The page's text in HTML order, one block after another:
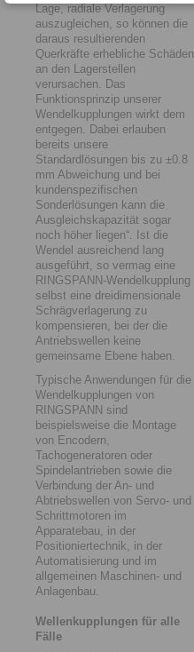
Lage, radiale Verlagerung
auszugleichen, so können die
daraus resultierenden
Querkräfte erhebliche Schäden
an den Lagerstellen
verursachen. Das
Funktionsprinzip unserer
Wendelkupplungen wirkt dem
entgegen. Dabei erlauben
bereits unsere
Standardlösungen bis zu ±0.8
mm Abweichung und bei
kundenspezifischen
Sonderlösungen kann die
Ausgleichskapazität sogar
noch höher liegen“. Ist die
Wendel ausreichend lang
ausgeführt, so vermag eine
RINGSPANN-Wendelkupplung
selbst eine dreidimensionale
Schrägverlagerung zu
kompensieren, bei der die
Antriebswellen keine
gemeinsame Ebene haben.
Typische Anwendungen für die
Wendelkupplungen von
RINGSPANN sind
beispielsweise die Montage
von Encodern,
Tachogeneratoren oder
Spindelantrieben sowie die
Verbindung der An- und
Abtriebswellen von Servo- und
Schrittmotoren im
Apparatebau, in der
Positioniertechnik, in der
Automatisierung und im
allgemeinen Maschinen- und
Anlagenbau.
Wellenkupplungen für alle
Fälle